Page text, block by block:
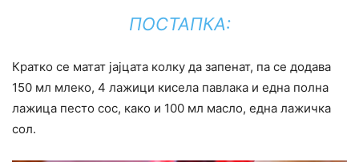
ПОСТАПКА:
Кратко се матат јајцата колку да запенат, па се додава
150 мл млеко, 4 лажици кисела павлака и една полна
лажица песто сос, како и 100 мл масло, една лажичка
сол.